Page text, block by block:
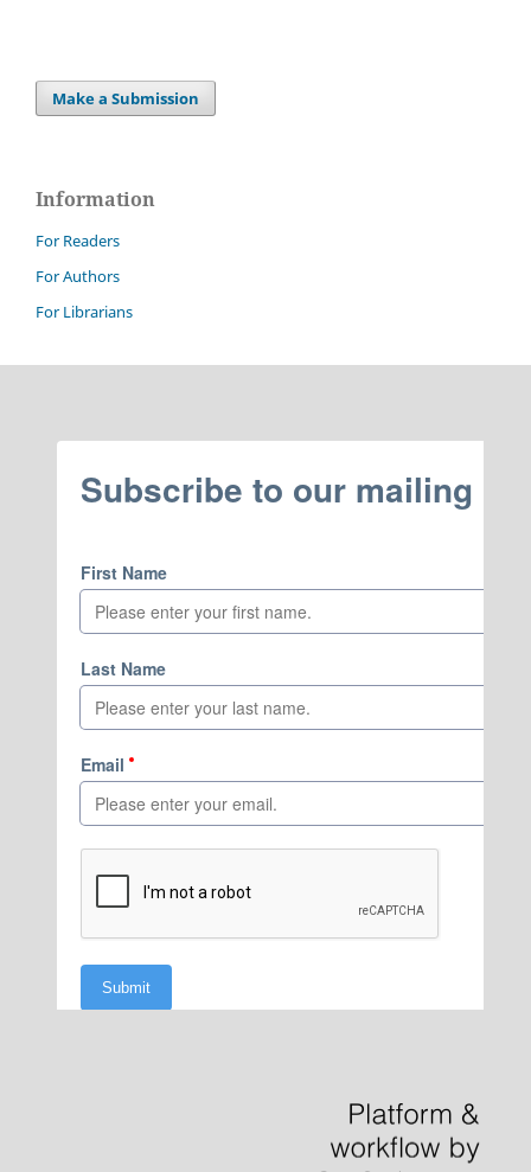
Make a Submission
Information
For Readers
For Authors
For Librarians